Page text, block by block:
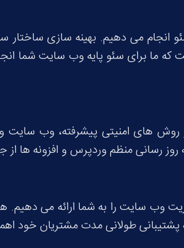
می دهیم. بهینه سازی ساختار
که ما برای سئو پایه وب سایت شما
های امنیتی پیشرفته، وب سایت
رسانی منظم وردپرس و افزونه ها از
وب سایت را به شما ارائه می دهیم.
پشتیبانی طولانی مدت مشتریان خود